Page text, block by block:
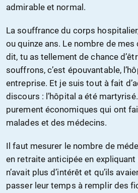
admirable et normal.
La souffrance du corps
ou quinze ans. Le nombre de mes
dit, tu as tellement de chance
souffrons, c’est épouvantable,
entreprise. Et je suis tout à fait
discours : l’hôpital a été
purement économiques qui ont
malades et des médecins.
Il faut mesurer le nombre de
en retraite anticipée en
n’avait plus d’intérêt et qu’ils
passer leur temps à remplir des